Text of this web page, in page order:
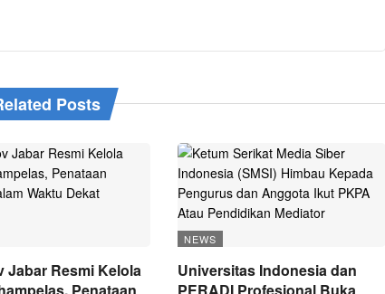
Posts
Jabar Resmi Kelola
NEWS
Universitas Indonesia dan